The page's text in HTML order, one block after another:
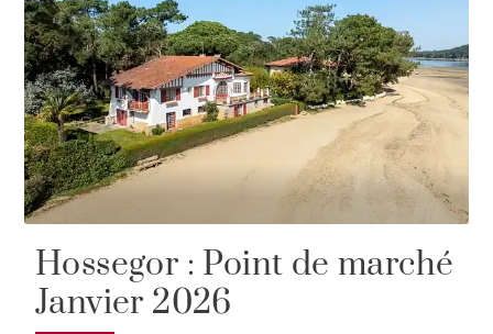
Hossegor : Point de marché
Janvier 2026